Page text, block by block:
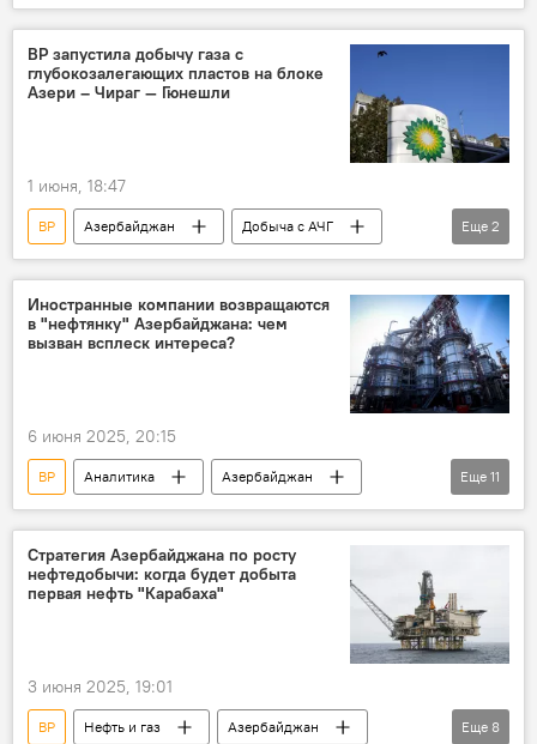
SOCAR
Ресурсы
BP запустила добычу газа с
глубокозалегающих пластов на блоке
Азери – Чираг — Гюнешли
1 июня, 18:47
BP Азербайджан
Добыча с АЧГ
АЧГ
Соглашение
Еще 2
Иностранные компании возвращаются
в "нефтянку" Азербайджана: чем
вызван всплеск интереса?
6 июня 2025, 20:15
BP Аналитика
Азербайджан
Энергетика
мнение
SOCAR
Нефть
Инфраструктура
Месторождение
Газ
Добыча
Еще 11
Стратегия Азербайджана по росту
нефтедобычи: когда будет добыта
первая нефть "Карабаха"
3 июня 2025, 19:01
BP Нефть и газ
Азербайджан
Еще 8